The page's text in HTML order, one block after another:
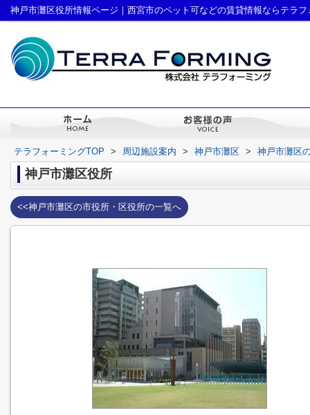
神戸市灘区役所情報ページ｜西宮市のペット可などの賃貸情報ならテラフ
テラフォーミングTOP > 周辺施設案内 > 神戸市灘区 > 神戸市灘区
神戸市灘区役所
<<神戸市灘区の市役所・区役所の一覧へ